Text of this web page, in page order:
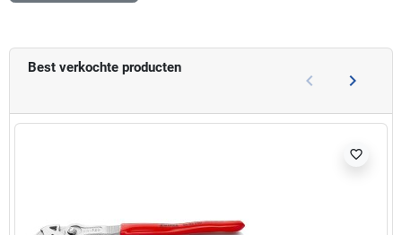
Best verkochte producten
Vorige
keyboard_arrow_left keyboard_arrow_right
favorite_border